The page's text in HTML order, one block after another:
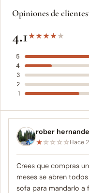
Opiniones de clientes
4.1★★★★★
5
4
3
2
1
rober
★☆☆☆☆Hace
Crees que compras
meses se abren
sofa para mandarlo a